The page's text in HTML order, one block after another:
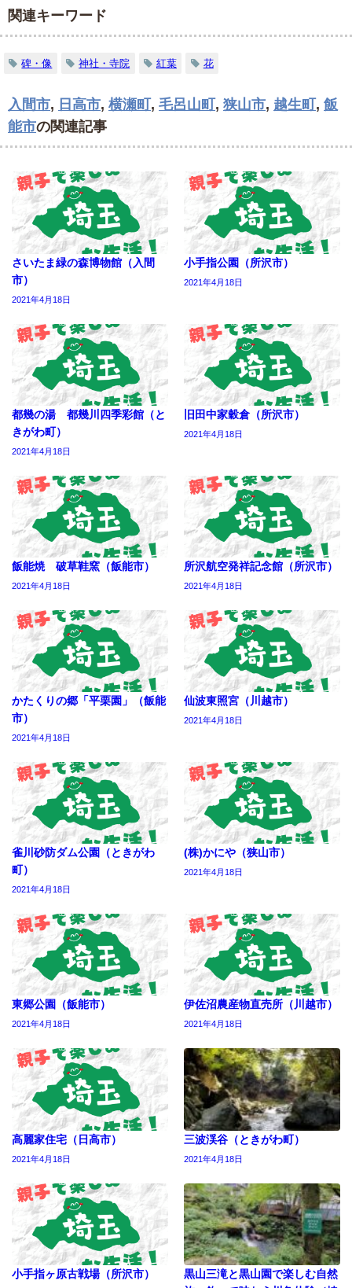
関連キーワード
碑・像 神社・寺院 紅葉 花
入間市, 日高市, 横瀬町 , 毛呂山町 , 狭山市, 越生町 , 飯
能市の関連記事
さいたま緑の森博物館（入間
市）
2021年4月18日
小手指公園（所沢市）
2021年4月18日
都幾の湯 都幾川四季彩館（と
きがわ町）
2021年4月18日
旧田中家穀倉（所沢市）
2021年4月18日
飯能焼 破草鞋窯（飯能市）
2021年4月18日
所沢航空発祥記念館（所沢市）
2021年4月18日
かたくりの郷「平栗園」（飯能
市）
2021年4月18日
仙波東照宮（川越市）
2021年4月18日
雀川砂防ダム公園（ときがわ
町）
2021年4月18日
(株)かにや（狭山市）
2021年4月18日
東郷公園（飯能市）
2021年4月18日
伊佐沼農産物直売所（川越市）
2021年4月18日
高麗家住宅（日高市）
2021年4月18日
三波渓谷（ときがわ町）
2021年4月18日
小手指ヶ原古戦場（所沢市）
黒山三滝と黒山園で楽しむ自然